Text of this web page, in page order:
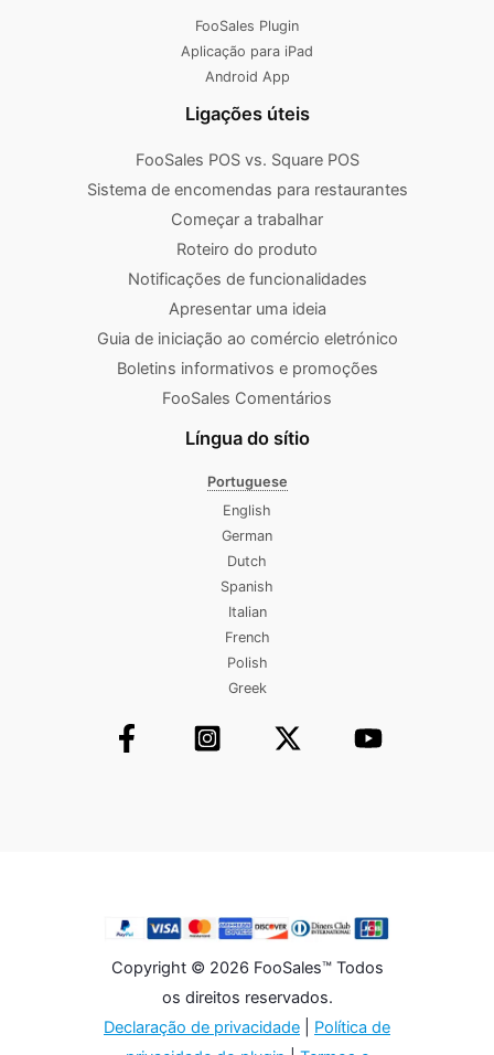
FooSales Plugin
Aplicação para iPad
Android App
Ligações úteis
FooSales POS vs. Square POS
Sistema de encomendas para restaurantes
Começar a trabalhar
Roteiro do produto
Notificações de funcionalidades
Apresentar uma ideia
Guia de iniciação ao comércio eletrónico
Boletins informativos e promoções
FooSales Comentários
Língua do sítio
Portuguese
English
German
Dutch
Spanish
Italian
French
Polish
Greek
Copyright © 2026 FooSales™ Todos
os direitos reservados.
Declaração de privacidade
Política de